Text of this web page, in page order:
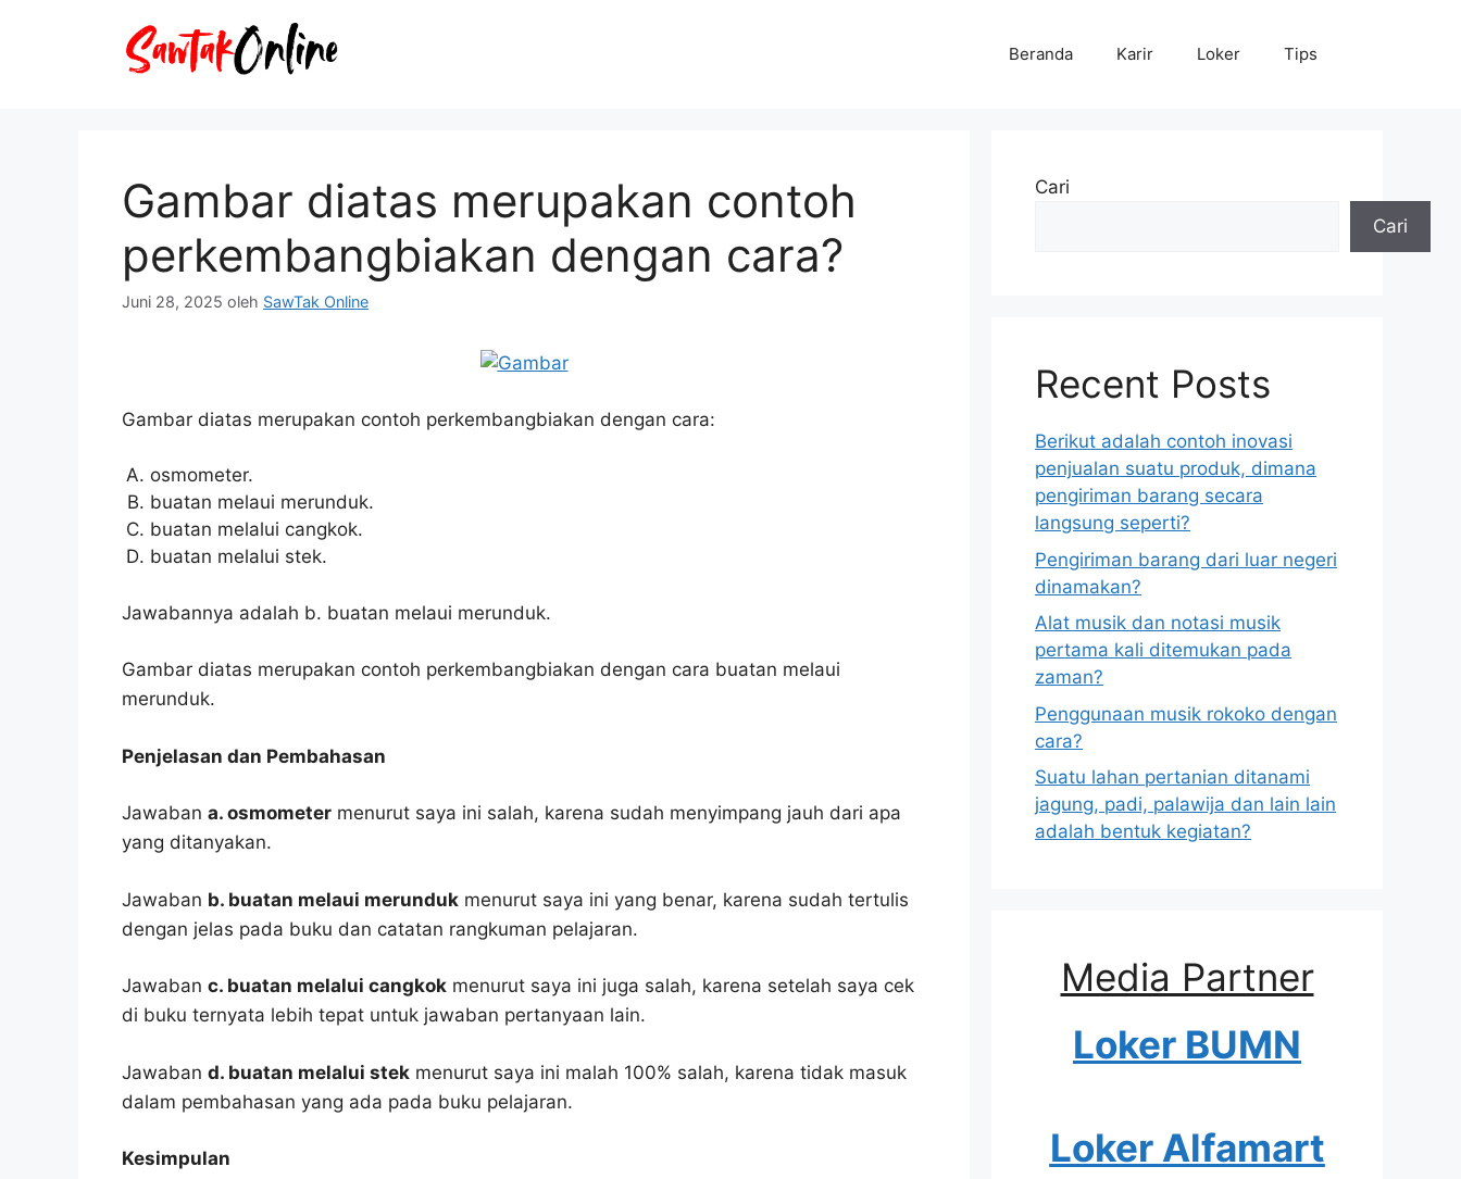
Beranda Karir Loker Tips
Gambar diatas merupakan contoh
perkembangbiakan dengan cara?
Juni 28, 2025 oleh SawTak Online
Gambar diatas merupakan contoh perkembangbiakan dengan cara:
osmometer.
buatan melaui merunduk.
buatan melalui cangkok.
buatan melalui stek.
Jawabannya adalah b. buatan melaui merunduk.
Gambar diatas merupakan contoh perkembangbiakan dengan cara buatan melaui
merunduk.
Penjelasan dan Pembahasan
Jawaban a. osmometer menurut saya ini salah, karena sudah menyimpang jauh dari apa
yang ditanyakan.
Jawaban b. buatan melaui merunduk menurut saya ini yang benar, karena sudah tertulis
dengan jelas pada buku dan catatan rangkuman pelajaran.
Jawaban c. buatan melalui cangkok menurut saya ini juga salah, karena setelah saya cek
di buku ternyata lebih tepat untuk jawaban pertanyaan lain.
Jawaban d. buatan melalui stek menurut saya ini malah 100% salah, karena tidak masuk
dalam pembahasan yang ada pada buku pelajaran.
Kesimpulan
Cari
Cari
Recent Posts
Berikut adalah contoh inovasi
penjualan suatu produk, dimana
pengiriman barang secara
langsung seperti?
Pengiriman barang dari luar negeri
dinamakan?
Alat musik dan notasi musik
pertama kali ditemukan pada
zaman?
Penggunaan musik rokoko dengan
cara?
Suatu lahan pertanian ditanami
jagung, padi, palawija dan lain lain
adalah bentuk kegiatan?
Media Partner
Loker BUMN
Loker Alfamart